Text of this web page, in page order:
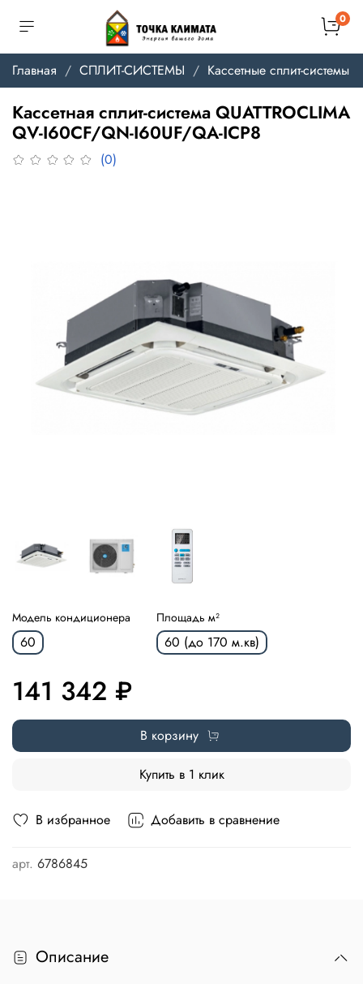
0
Главная СПЛИТ-СИСТЕМЫ Кассетные сплит-системы
Кассетная сплит-система QUATTROCLIMA
QV-I60CF/QN-I60UF/QA-ICP8
(0)
В избранное Добавить в сравнение
арт. 6786845
Модель кондиционера
60
Площадь м²
60 (до 170 м.кв)
141 342 ₽
В корзину
Купить в 1 клик
Описание